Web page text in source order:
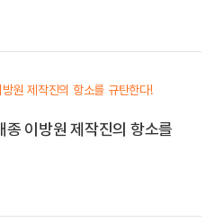
이방원 제작진의 항소를